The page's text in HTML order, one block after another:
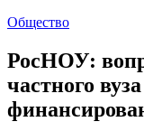
Общество
РосНОУ:
частного